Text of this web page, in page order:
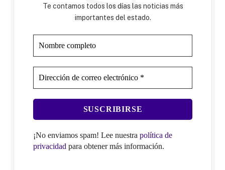
Te contamos todos los días las noticias más
importantes del estado.
¡No enviamos spam! Lee nuestra política de
privacidad para obtener más información.